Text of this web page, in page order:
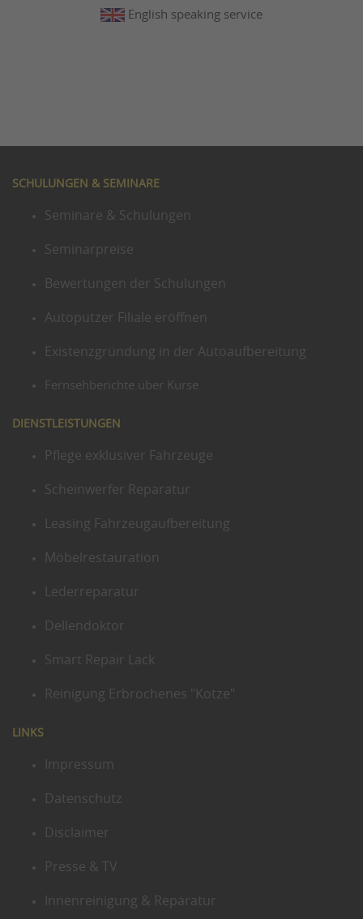
English speaking service
SCHULUNGEN & SEMINARE
Seminare & Schulungen
Seminarpreise
Bewertungen der Schulungen
Autoputzer Filiale eröffnen
Existenzgründung in der Autoaufbereitung
Fernsehberichte über Kurse
DIENSTLEISTUNGEN
Pflege exklusiver Fahrzeuge
Scheinwerfer Reparatur
Leasing Fahrzeugaufbereitung
Möbelrestauration
Lederreparatur
Dellendoktor
Smart Repair Lack
Reinigung Erbrochenes "Kotze"
LINKS
Impressum
Datenschutz
Disclaimer
Presse & TV
Innenreinigung & Reparatur